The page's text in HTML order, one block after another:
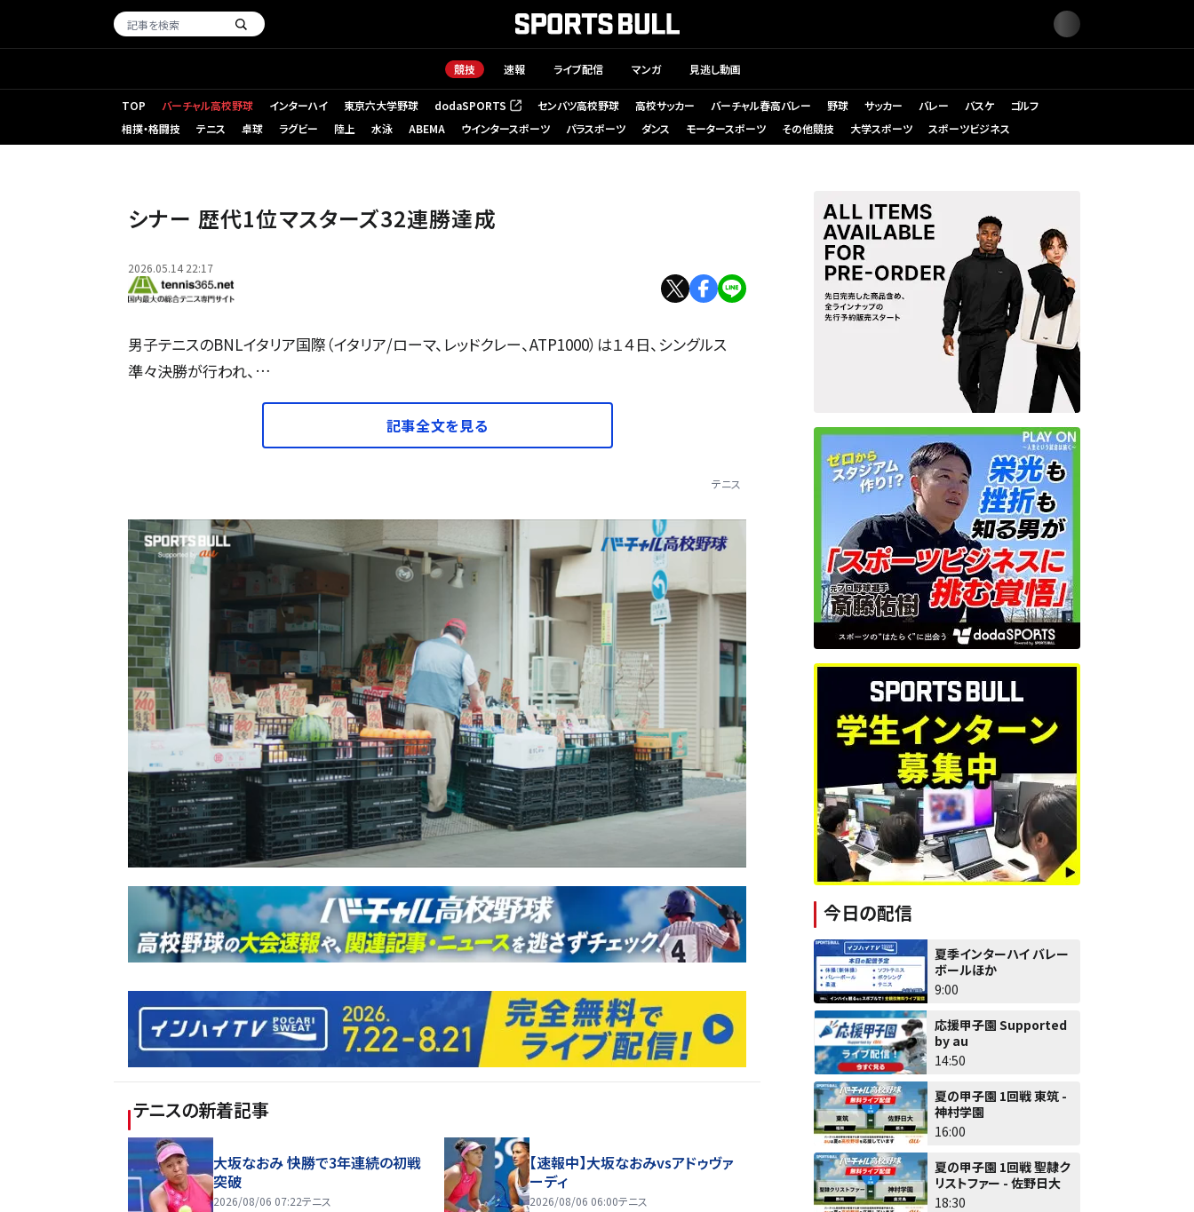
競技 速報 ライブ配信 マンガ 見逃し動画
TOP バーチャル高校野球 インターハイ 東京六大学野球 dodaSPORTS
（新しいタブで開く） センバツ高校野球 高校サッカー バーチャル春高バレー 野球 サッカー バレー バスケ
ゴルフ
相撲・格闘技
テニス 卓球 ラグビー 陸上 水泳 ABEMA ウインタースポーツ パラスポーツ ダンス モータースポーツ その他競技 大学スポーツ スポーツビジネス
シナー 歴代1位マスターズ32連勝達成
2026.05.14 22:17
男子テニスのBNLイタリア国際（イタリア/ローマ、レッドクレー、ATP1000）は１４日、シングルス
準々決勝が行われ、…
記事全文を見る
テニス
テニスの新着記事
大坂なおみ 快勝で3年連続の初戦
突破
2026/08/06 07:22テニス
【速報中】大坂なおみvsアドゥヴァ
ーディ
2026/08/06 06:00テニス
今日の配信
夏季インターハイ バレー
ボールほか
9:00
応援甲子園 Supported
by au
14:50
夏の甲子園 1回戦 東筑 -
神村学園
16:00
夏の甲子園 1回戦 聖隷ク
リストファー - 佐野日大
18:30